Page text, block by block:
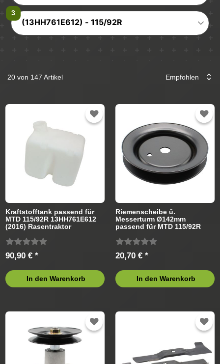
(13HH761E612) - 115/92R
20 von 147 Artikel
Kraftstofftank passend für
MTD 115/92R 13HH761E612
(2016) Rasentraktor
90,90 € *
In den Warenkorb
Riemenscheibe ü.
Messerturm Ø142mm
passend für MTD 115/92R
Rasentraktor
20,70 € *
In den Warenkorb